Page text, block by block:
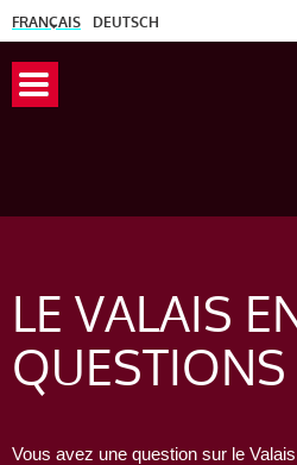
FRANÇAIS DEUTSCH
LE VALAIS
QUESTIONS
Vous avez une question sur le